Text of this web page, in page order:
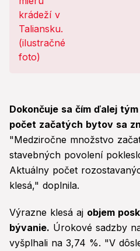
Dokončuje sa čím ďalej
počet začatých bytov sa
"Medziročne množstvo
stavebných povolení
Aktuálny počet
klesá," doplnila.
Výrazne klesá aj objem
bývanie. Úrokové sadzby
vyšplhali na 3,74 %. "V